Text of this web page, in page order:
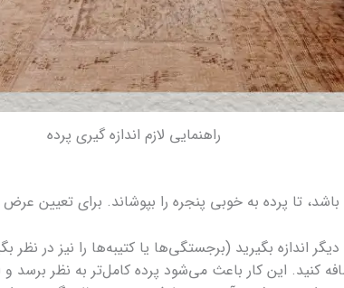
راهنمایی لازم اندازه گیری پرده
تا پرده به‌ خوبی پنجره را بپوشاند. برای تعیین
اندازه بگیرید (برجستگی‌ها یا کتیبه‌ها را نیز در نظر